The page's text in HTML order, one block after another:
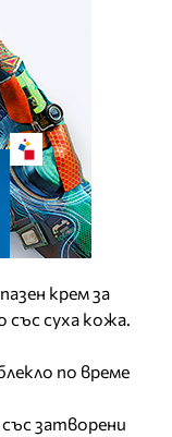
крем за
суха кожа.
по време
затворени